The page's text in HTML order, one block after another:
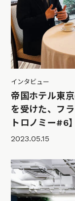
インタビュー
帝国ホテル東
を受けた、フ
トロノミー#6】
2023.05.15